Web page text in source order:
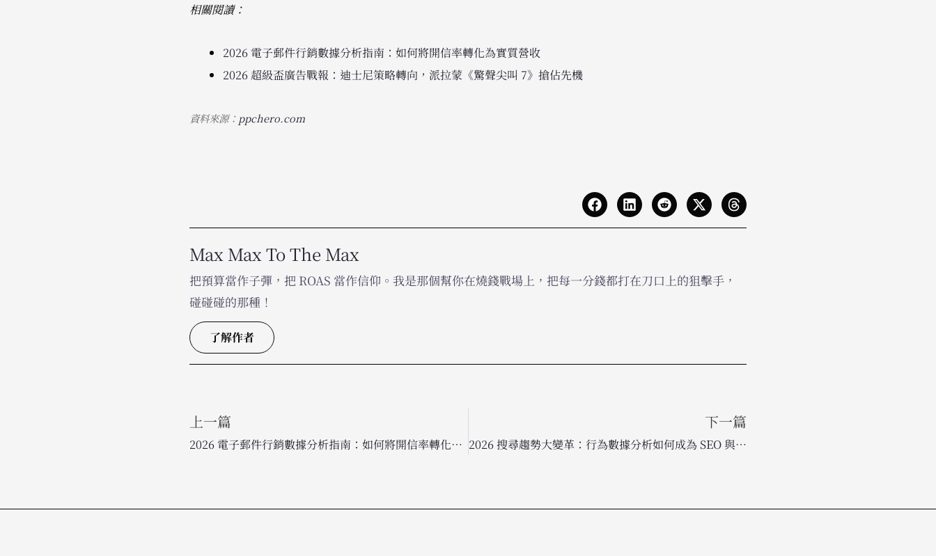
相關閱讀：
2026 電子郵件行銷數據分析指南：如何將開信率轉化為實質營收
2026 超級盃廣告戰報：迪士尼策略轉向，派拉蒙《驚聲尖叫 7》搶佔先機
資料來源： ppchero.com
Max Max To The Max
把預算當作子彈，把 ROAS 當作信仰。我是那個幫你在燒錢戰場上，把每一分錢都打在刀口上的狙擊手，
碰碰碰的那種！
了解作者
上一篇
2026 電子郵件行銷數據分析指南：如何將開信率轉化為實質營收
下一篇
2026 搜尋趨勢大變革：行為數據分析如何成為 SEO 與 SXO 的關鍵核心